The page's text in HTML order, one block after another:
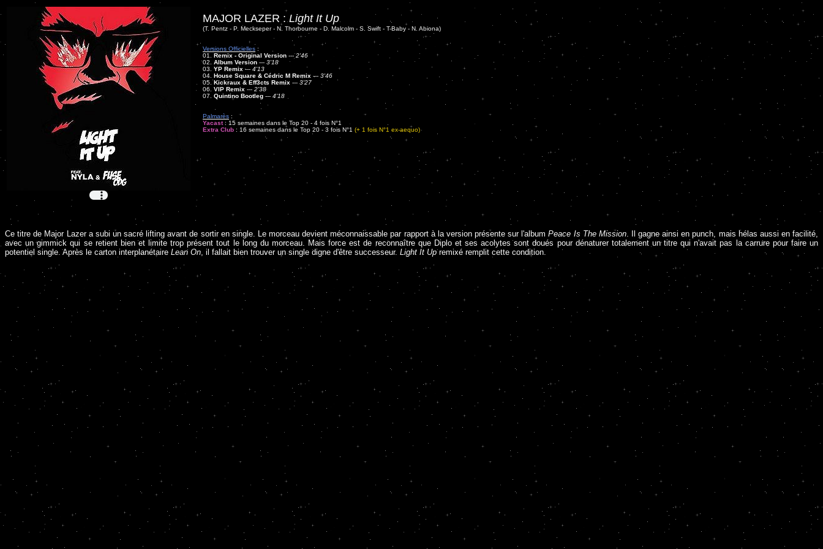
MAJOR LAZER :Light It Up
(T. Pentz - P. Meckseper - N. Thorbourne - D. Malcolm - S. Swift - T-Baby - N. Abiona)
Versions Officielles :
01. Remix - Original Version ---2'46
02. Album Version --- 3'18
03.YP Remix --- 4'13
04. House Square & Cédric M Remix --- 3'46
05.Kickraux & Eff3cts Remix --- 3'27
06. VIP Remix --- 2'38
07. Quintino Bootleg --- 4'18
Palmarès :
Yacast: 15 semaines dans le Top 20 - 4 fois N°1
Extra Club : 16 semaines dans le Top 20 - 3 fois N°1 (+ 1 fois N°1 ex-aequo)
Ce titre de Major Lazer a subi un sacré lifting avant de sortir en single. Le morceau devient méconnaissable par rapport à la version présente sur l'albumPeace Is The Mission. Il gagne ainsi en punch, mais hélas aussi en facilité,
avec un gimmick qui se retient bien et limite trop présent tout le long du morceau. Mais force est de reconnaître que Diplo et ses acolytes sont doués pour dénaturer totalement un titre qui n'avait pas la carrure pour faire un
potentiel single. Après le carton interplanétaire Lean On, il fallait bien trouver un single digne d'être successeur. Light It Upremixé remplit cette condition.